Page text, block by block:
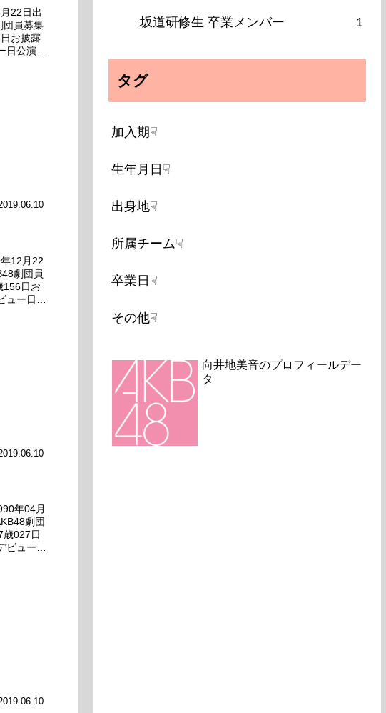
22日出
団員募集
お披露
日公演デ
12月22
劇団員
156日お
ー日公
年04月
劇団
歳027日
ュー日
坂道研修生 卒業メンバー 1
タグ
加入期☟
生年月日☟
出身地☟
所属チーム☟
卒業日☟
その他☟
向井地美音のプロフィールデー
タ